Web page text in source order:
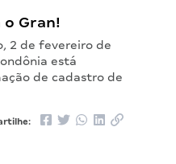
o Gran!
2 de fevereiro de
está
de cadastro de